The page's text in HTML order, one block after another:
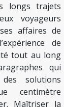
longs trajets
voyageurs
affaires de
de
tout au long
qui
solutions
centimètre
Maîtriser la